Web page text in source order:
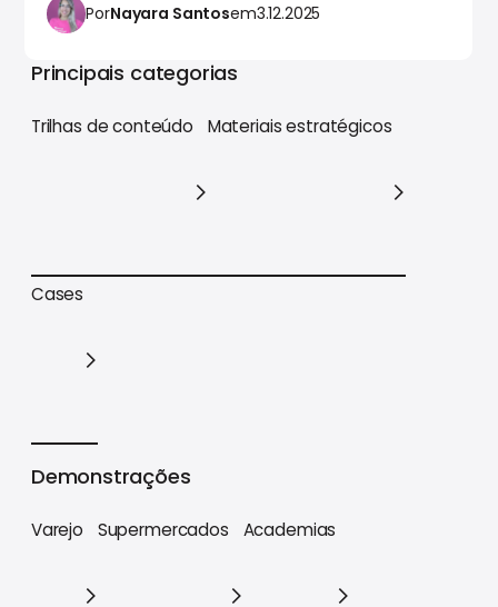
PorNayara Santosem3.12.2025
Principais categorias
Trilhas de conteúdo
Trilhas de conteúdo
Materiais estratégicos
Cases
Demonstrações
Varejo Supermercados Academias